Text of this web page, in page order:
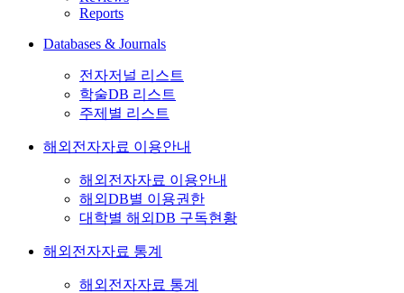
Reports
Databases & Journals
전자저널 리스트
학술DB 리스트
주제별 리스트
해외전자자료 이용안내
해외전자자료 이용안내
해외DB별 이용권한
대학별 해외DB 구독현황
해외전자자료 통계
해외전자자료 통계